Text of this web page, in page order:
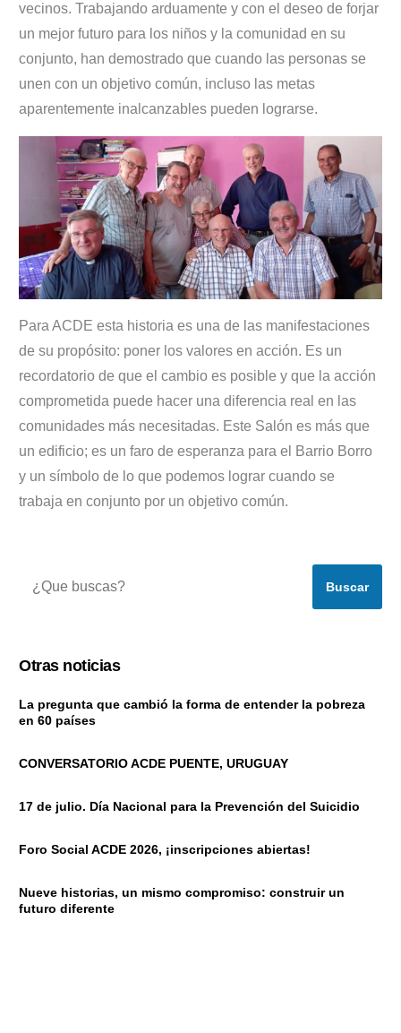
vecinos. Trabajando arduamente y con el deseo de forjar
un mejor futuro para los niños y la comunidad en su
conjunto, han demostrado que cuando las personas se
unen con un objetivo común, incluso las metas
aparentemente inalcanzables pueden lograrse.
Para ACDE esta historia es una de las manifestaciones
de su propósito: poner los valores en acción. Es un
recordatorio de que el cambio es posible y que la acción
comprometida puede hacer una diferencia real en las
comunidades más necesitadas. Este Salón es más que
un edificio; es un faro de esperanza para el Barrio Borro
y un símbolo de lo que podemos lograr cuando se
trabaja en conjunto por un objetivo común.
Buscar
Otras noticias
La pregunta que cambió la forma de entender la pobreza
en 60 países
CONVERSATORIO ACDE PUENTE, URUGUAY
17 de julio. Día Nacional para la Prevención del Suicidio
Foro Social ACDE 2026, ¡inscripciones abiertas!
Nueve historias, un mismo compromiso: construir un
futuro diferente